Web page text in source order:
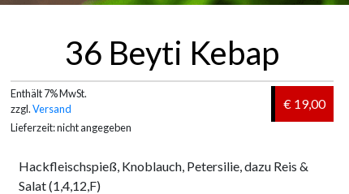
36 Beyti Kebap
€ 19,00
Enthält 7% MwSt.
zzgl.Versand
Lieferzeit: nicht angegeben
Hackfleischspieß, Knoblauch, Petersilie, dazu Reis &
Salat (1,4,12,F)